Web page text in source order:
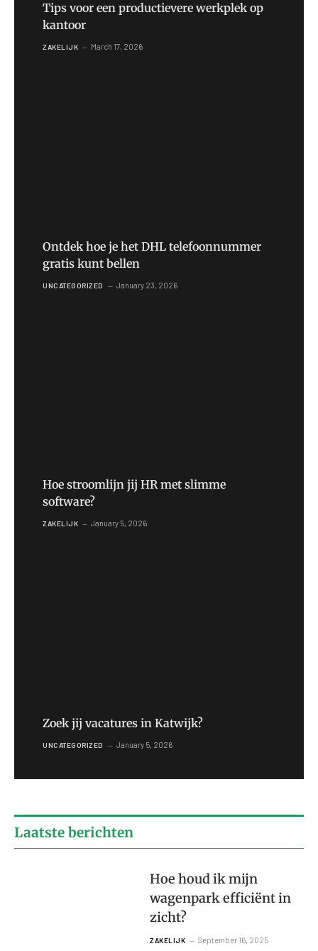
Tips voor een productievere werkplek op
kantoor
ZAKELIJK March 17, 2026
Ontdek hoe je het DHL telefoonnummer
gratis kunt bellen
UNCATEGORIZED January 23, 2026
Hoe stroomlijn jij HR met slimme
software?
ZAKELIJK January 5, 2026
Zoek jij vacatures in Katwijk?
UNCATEGORIZED January 5, 2026
Laatste berichten
Hoe houd ik mijn
wagenpark efficiënt in
zicht?
ZAKELIJK September 16, 2025